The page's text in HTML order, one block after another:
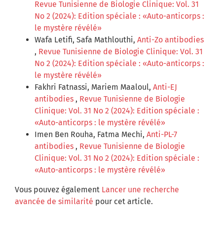
Revue Tunisienne de Biologie Clinique: Vol. 31
No 2 (2024): Edition spéciale : «Auto-anticorps :
le mystère révélé»
Wafa Letifi, Safa Mathlouthi, Anti-Zo antibodies
, Revue Tunisienne de Biologie Clinique: Vol. 31
No 2 (2024): Edition spéciale : «Auto-anticorps :
le mystère révélé»
Fakhri Fatnassi, Mariem Maaloul, Anti-EJ
antibodies , Revue Tunisienne de Biologie
Clinique: Vol. 31 No 2 (2024): Edition spéciale :
«Auto-anticorps : le mystère révélé»
Imen Ben Rouha, Fatma Mechi, Anti-PL-7
antibodies , Revue Tunisienne de Biologie
Clinique: Vol. 31 No 2 (2024): Edition spéciale :
«Auto-anticorps : le mystère révélé»
Vous pouvez également Lancer une recherche
avancée de similarité pour cet article.